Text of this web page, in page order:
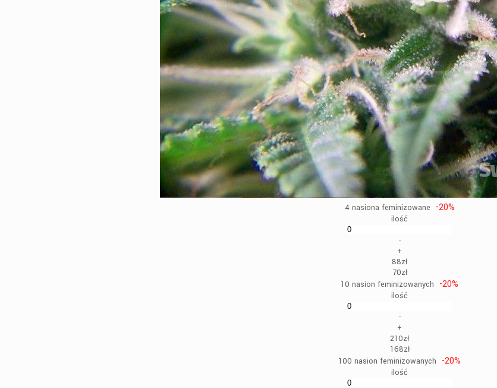
4 nasiona feminizowane -20%
ilość
-
+
88zł
70zł
10 nasion feminizowanych
-20%
ilość
-
+
210zł
168zł
100 nasion feminizowanych
-20%
ilość